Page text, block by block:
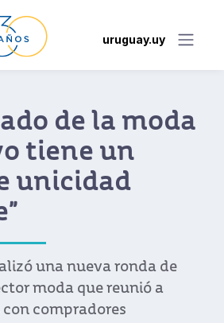
uruguay.uy
de la moda
tiene un
unicidad
una nueva ronda de
moda que reunió a
compradores